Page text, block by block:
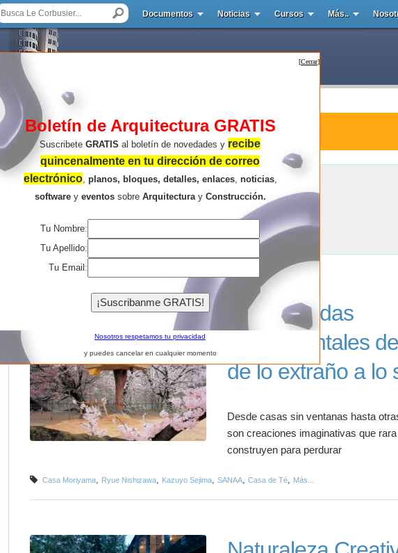
Documentos Noticias Cursos Más..
Noticias de Arquitectura : Casa de Te
Casa de Te
Resultados de la búsqueda .
Las viviendas
experimentales
de lo extraño a lo
Desde casas sin ventanas hasta
son creaciones imaginativas que
construyen para perdurar
Casa Moriyama, Ryue Nishizawa, Kazuyo Sejima, SANAA, Casa de Té, Más...
[Cerrar]
Boletín de Arquitectura GRATIS
Suscribete GRATIS al boletín de novedades y recibe
quincenalmente en tu dirección de correo
electrónico, planos, bloques, detalles, enlaces, noticias,
softwarey eventossobre Arquitecturay Construcción.
Tu Nombre:
Tu Apellido:
Tu Email:
Nosotros respetamos tu privacidad
y puedes cancelar en cualquier momento